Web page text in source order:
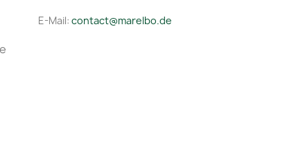
E-Mail: contact@marelbo.de